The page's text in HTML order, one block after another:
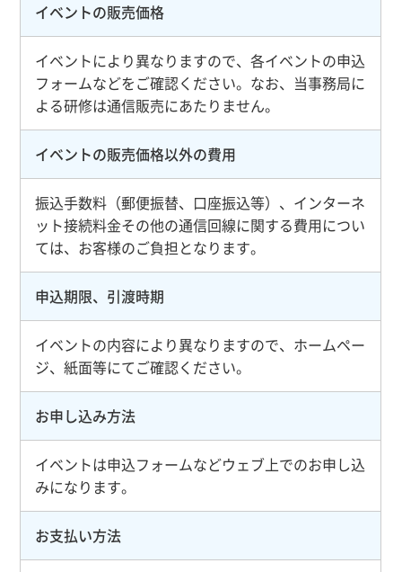
イベントの販売価格
イベントにより異なりますので、各イベントの申込
フォームなどをご確認ください。なお、当事務局に
よる研修は通信販売にあたりません。
イベントの販売価格以外の費用
振込手数料（郵便振替、口座振込等）、インターネ
ット接続料金その他の通信回線に関する費用につい
ては、お客様のご負担となります。
申込期限、引渡時期
イベントの内容により異なりますので、ホームペー
ジ、紙面等にてご確認ください。
お申し込み方法
イベントは申込フォームなどウェブ上でのお申し込
みになります。
お支払い方法